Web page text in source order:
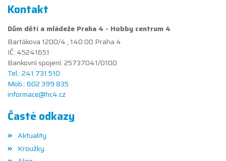
Kontakt
Dům dětí a mládeže Praha 4 - Hobby centrum 4
Bartákova 1200/4 , 140 00 Praha 4
IČ: 45241651
Bankovní spojení: 25737041/0100
Tel.: 241 731 510
Mob.: 602 399 835
informace@hc4.cz
Časté odkazy
Aktuality
Kroužky